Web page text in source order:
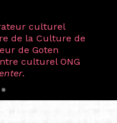
culturel
de la Culture de
de Goten
culturel ONG
.